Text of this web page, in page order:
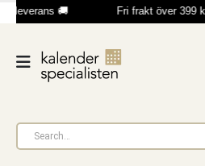
leverans 🚚 Fri frakt över 399 kr